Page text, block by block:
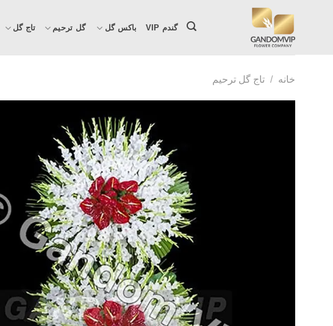
گندم VIP باکس گل گل ترحیم تاج گل
خانه / تاج گل ترحیم